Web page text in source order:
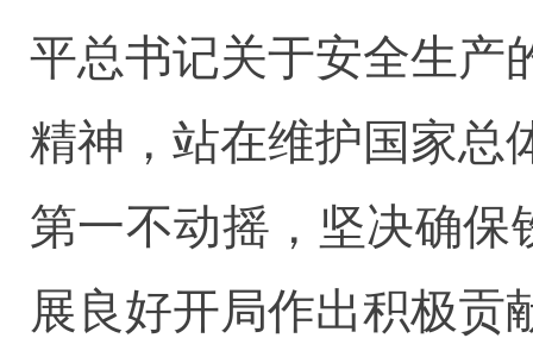
平总书记关于安全生产
精神，站在维护国家总
第一不动摇，坚决确保
展良好开局作出积极贡